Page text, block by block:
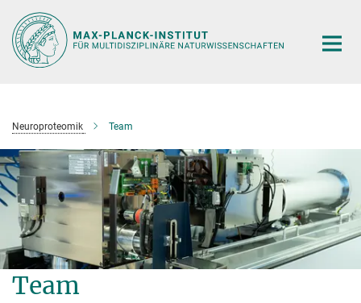
Hauptinhalt
Neuroproteomik Team
Team